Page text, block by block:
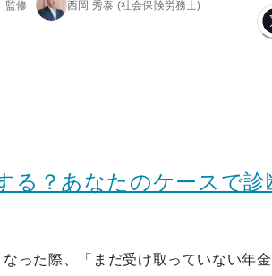
監修 西岡 秀泰 (社会保険労務士)
る？あなたのケースで診
った際、「まだ受け取っていない年